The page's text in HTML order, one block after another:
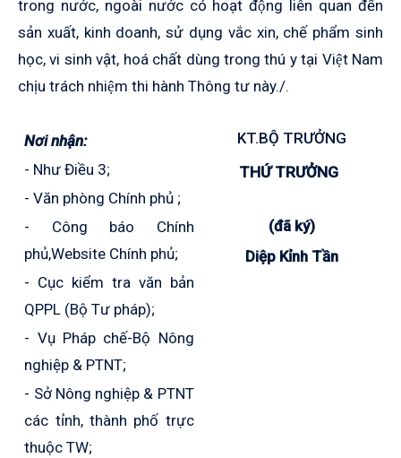
trong nước, ngoài nước có hoạt động liên quan đến
sản xuất, kinh doanh, sử dụng vắc xin, chế phẩm sinh
học, vi sinh vật, hoá chất dùng trong thú y tại Việt Nam
chịu trách nhiệm thi hành Thông tư này./.
Nơi nhận:
- Như Điều 3;
- Văn phòng Chính phủ ;
- Công báo Chính
phủ,Website Chính phủ;
- Cục kiểm tra văn bản
QPPL (Bộ Tư pháp);
- Vụ Pháp chế-Bộ Nông
nghiệp & PTNT;
- Sở Nông nghiệp & PTNT
các tỉnh, thành phố trực
thuộc TW;
KT.BỘ TRƯỞNG
THỨ TRƯỞNG
(đã ký)
Diệp Kỉnh Tần